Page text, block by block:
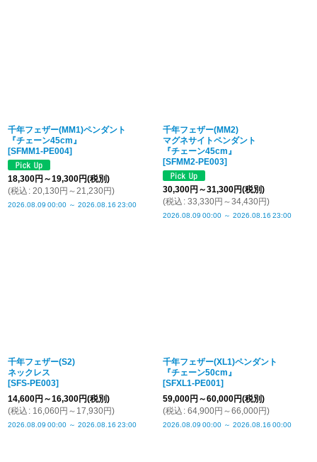
千年フェザー(MM1)ペンダント
『チェーン45cm』
[SFMM1-PE004]
18,300円 ～19,300円(税別)
(税込 : 20,130円 ～21,230円)
2026.08.09 00:00 ～ 2026.08.16 23:00
千年フェザー(MM2)
マグネサイトペンダント
『チェーン45cm』
[SFMM2-PE003]
30,300円 ～31,300円(税別)
(税込 : 33,330円 ～34,430円)
2026.08.09 00:00 ～ 2026.08.16 23:00
千年フェザー(S2)
ネックレス
[SFS-PE003]
14,600円 ～16,300円(税別)
(税込 : 16,060円 ～17,930円)
2026.08.09 00:00 ～ 2026.08.16 23:00
千年フェザー(XL1)ペンダント
『チェーン50cm』
[SFXL1-PE001]
59,000円 ～60,000円(税別)
(税込 : 64,900円 ～66,000円)
2026.08.09 00:00 ～ 2026.08.16 00:00